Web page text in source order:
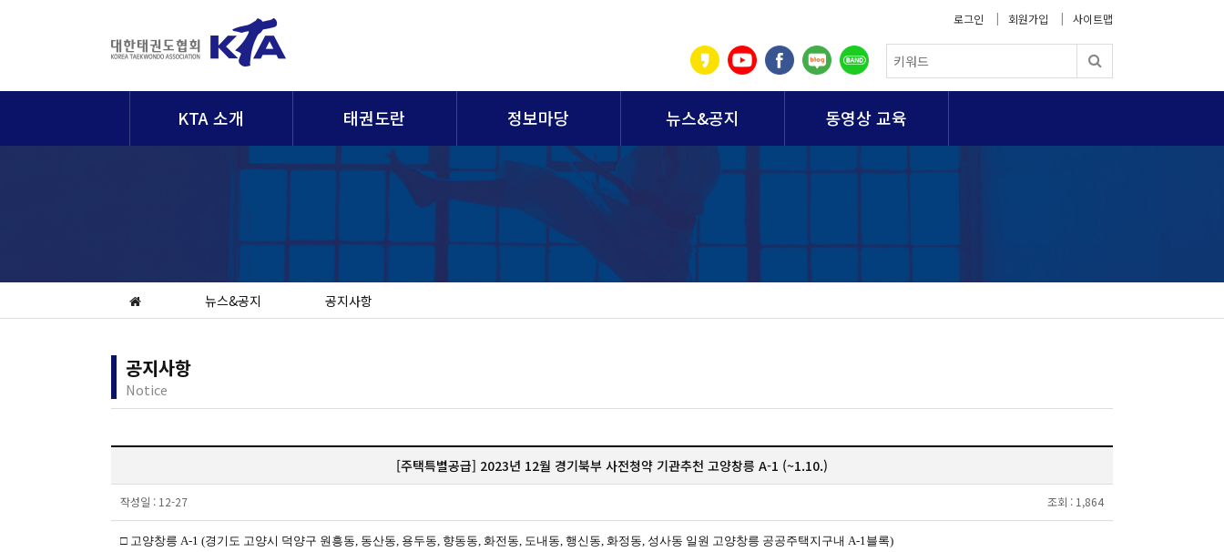
로그인 회원가입 사이트맵
KTA 소개 태권도란 정보마당 뉴스&공지 동영상 교육
뉴스&공지 공지사항
공지사항
Notice
[주택특별공급] 2023년 12월 경기북부 사전청약 기관추천 고양창릉 A-1 (~1.10.)
작성일 : 12-27 조회 : 1,864
□ 고양창릉 A-1 (경기도 고양시 덕양구 원흥동, 동산동, 용두동, 향동동, 화전동, 도내동, 행신동, 화정동, 성사동 일원 고양창릉 공공주택지구내 A-1블록)